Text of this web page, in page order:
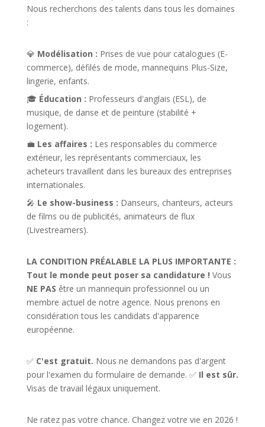
Nous recherchons des talents dans tous les domaines
:
💎 Modélisation : Prises de vue pour catalogues (E-
commerce), défilés de mode, mannequins Plus-Size,
lingerie, enfants.
🎓 Éducation : Professeurs d'anglais (ESL), de
musique, de danse et de peinture (stabilité +
logement).
💼 Les affaires : Les responsables du commerce
extérieur, les représentants commerciaux, les
acheteurs travaillent dans les bureaux des entreprises
internationales.
🎤 Le show-business : Danseurs, chanteurs, acteurs
de films ou de publicités, animateurs de flux
(Livestreamers).
LA CONDITION PRÉALABLE LA PLUS IMPORTANTE :
Tout le monde peut poser sa candidature ! Vous
NE PAS être un mannequin professionnel ou un
membre actuel de notre agence. Nous prenons en
considération tous les candidats d'apparence
européenne.
✅ C'est gratuit. Nous ne demandons pas d'argent
pour l'examen du formulaire de demande. ✅ Il est sûr.
Visas de travail légaux uniquement.
Ne ratez pas votre chance. Changez votre vie en 2026 !